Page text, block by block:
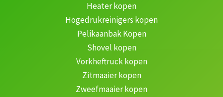
Heater kopen
Hogedrukreinigers kopen
Pelikaanbak Kopen
Shovel kopen
Vorkheftruck kopen
Zitmaaier kopen
Zweefmaaier kopen